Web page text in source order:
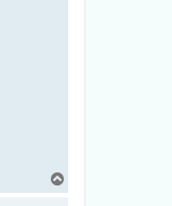
a